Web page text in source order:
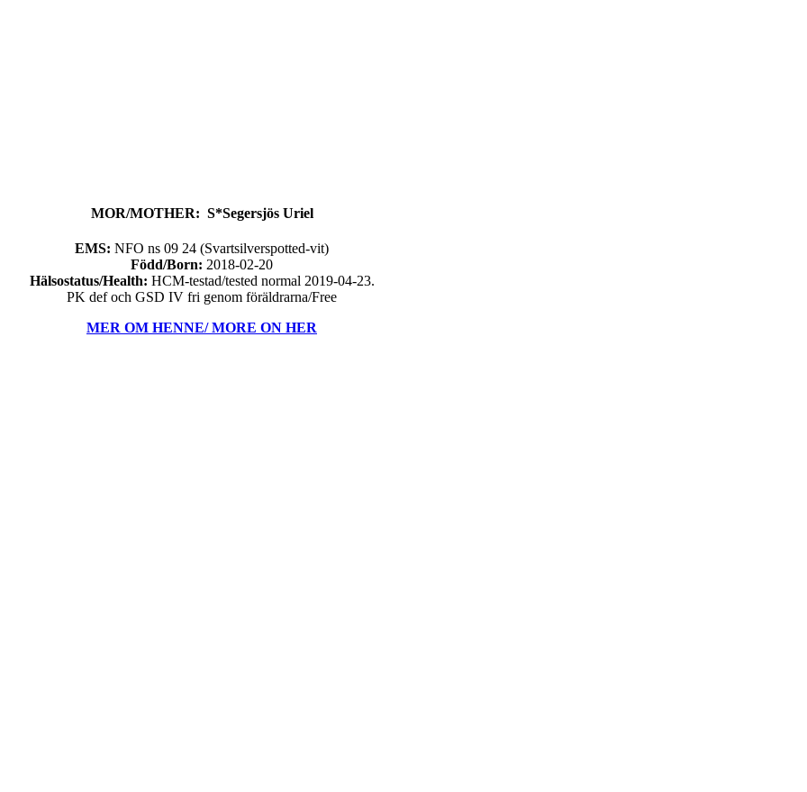
MOR/MOTHER: S*Segersjös Uriel
EMS: NFO ns 09 24 (Svartsilverspotted-vit)
Född/Born: 2018-02-20
Hälsostatus/Health: HCM-testad/tested normal 2019-04-23.
PK def och GSD IV fri genom föräldrarna/Free
MER OM HENNE/ MORE ON HER